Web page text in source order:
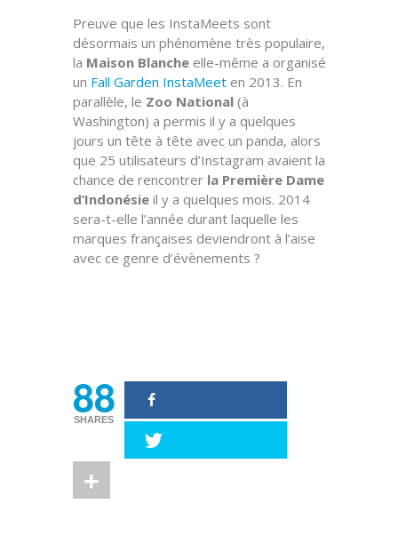
Preuve que les InstaMeets sont
désormais un phénomène très populaire,
la Maison Blancheelle-même a organisé
un Fall Garden InstaMeeten 2013. En
parallèle, le Zoo National(à
Washington) a permis il y a quelques
jours un tête à tête avec un panda, alors
que 25 utilisateurs d’Instagram avaient la
chance de rencontrer la Première Dame
d’Indonésieil y a quelques mois. 2014
sera-t-elle l’année durant laquelle les
marques françaises deviendront à l’aise
avec ce genre d’évènements ?
88
SHARES